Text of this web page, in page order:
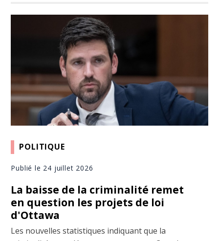
POLITIQUE
Publié le 24 juillet 2026
La baisse de la criminalité remet
en question les projets de loi
d'Ottawa
Les nouvelles statistiques indiquant que la